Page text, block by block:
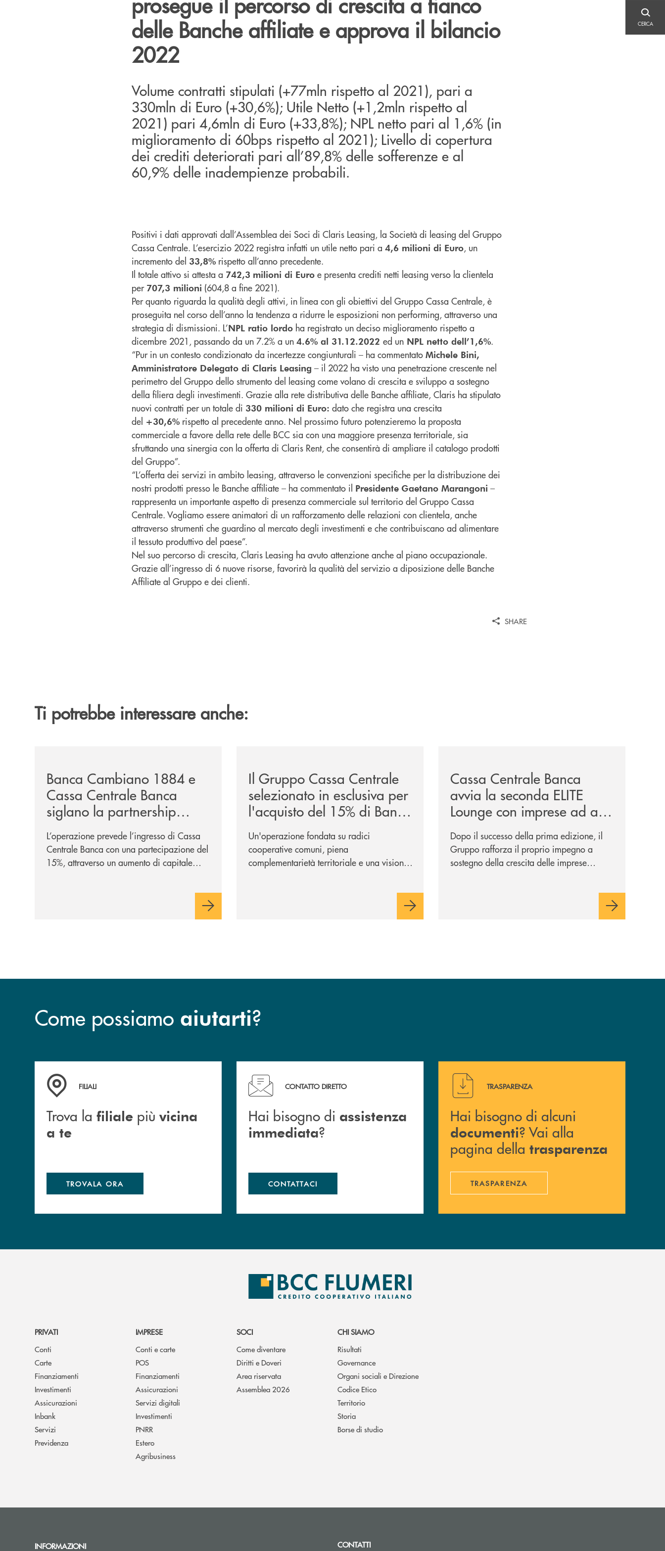
CERCA
delle Banche affiliate e approva il bilancio
2022
Volume contratti stipulati (+77mln rispetto al 2021), pari a
330mln di Euro (+30,6%); Utile Netto (+1,2mln rispetto al
2021) pari 4,6mln di Euro (+33,8%); NPL netto pari al 1,6% (in
miglioramento di 60bps rispetto al 2021); Livello di copertura
dei crediti deteriorati pari all’89,8% delle sofferenze e al
60,9% delle inadempienze probabili.
Positivi i dati approvati dall’Assemblea dei Soci di Claris Leasing, la Società di leasing del Gruppo
Cassa Centrale. L’esercizio 2022 registra infatti un utile netto pari a 4,6 milioni di Euro, un
incremento del 33,8% rispetto all’anno precedente.
Il totale attivo si attesta a 742,3 milioni di Euro e presenta crediti netti leasing verso la clientela
per 707,3 milioni (604,8 a fine 2021).
Per quanto riguarda la qualità degli attivi, in linea con gli obiettivi del Gruppo Cassa Centrale, è
proseguita nel corso dell’anno la tendenza a ridurre le esposizioni non performing, attraverso una
strategia di dismissioni. L’NPL ratio lordo ha registrato un deciso miglioramento rispetto a
dicembre 2021, passando da un 7.2% a un 4.6% al 31.12.2022 ed un NPL netto dell’1,6%.
“Pur in un contesto condizionato da incertezze congiunturali – ha commentato Michele Bini,
Amministratore Delegato di Claris Leasing – il 2022 ha visto una penetrazione crescente nel
perimetro del Gruppo dello strumento del leasing come volano di crescita e sviluppo a sostegno
della filiera degli investimenti. Grazie alla rete distributiva delle Banche affiliate, Claris ha stipulato
nuovi contratti per un totale di 330 milioni di Euro: dato che registra una crescita
del +30,6% rispetto al precedente anno. Nel prossimo futuro potenzieremo la proposta
commerciale a favore della rete delle BCC sia con una maggiore presenza territoriale, sia
sfruttando una sinergia con la offerta di Claris Rent, che consentirà di ampliare il catalogo prodotti
del Gruppo”.
“L’offerta dei servizi in ambito leasing, attraverso le convenzioni specifiche per la distribuzione dei
nostri prodotti presso le Banche affiliate – ha commentato il Presidente Gaetano Marangoni –
rappresenta un importante aspetto di presenza commerciale sul territorio del Gruppo Cassa
Centrale. Vogliamo essere animatori di un rafforzamento delle relazioni con clientela, anche
attraverso strumenti che guardino al mercato degli investimenti e che contribuiscano ad alimentare
il tessuto produttivo del paese”.
Nel suo percorso di crescita, Claris Leasing ha avuto attenzione anche al piano occupazionale.
Grazie all’ingresso di 6 nuove risorse, favorirà la qualità del servizio a diposizione delle Banche
Affiliate al Gruppo e dei clienti.
SHARE
Ti potrebbe interessare anche:
Banca Cambiano 1884 e
Cassa Centrale Banca
siglano la partnership
strategica
L’operazione prevede l’ingresso di Cassa
Centrale Banca con una partecipazione del
15%, attraverso un aumento di capitale
sulla condivisione di valori comuni e sulla
prossimità ai territori, per ampliare l’offerta
Il Gruppo Cassa Centrale
selezionato in esclusiva per
l'acquisto del 15% di Banca
Cambiano 1884
Un'operazione fondata su radici
cooperative comuni, piena
complementarietà territoriale e una visione
Cassa Centrale Banca
avvia la seconda ELITE
Lounge con imprese ad alto
potenziale
Dopo il successo della prima edizione, il
Gruppo rafforza il proprio impegno a
sostegno della crescita delle imprese
Come possiamo aiutarti?
Trova la filiale più vicina a te
FILIALI
Trova la filiale più vicina
a te
TROVALA ORA
Hai bisogno di assistenza immediata ?
CONTATTO DIRETTO
Hai bisogno di assistenza
immediata?
CONTATTACI
Hai bisogno di alcuni documenti ? Vai alla pagina della
TRASPARENZA
Hai bisogno di alcuni
documenti? Vai alla
pagina della trasparenza
TRASPARENZA
PRIVATI
Conti
Carte
Finanziamenti
Investimenti
Assicurazioni
Inbank
Servizi
Previdenza
IMPRESE
Conti e carte
POS
Finanziamenti
Assicurazioni
Servizi digitali
Investimenti
PNRR
Estero
Agribusiness
SOCI
Come diventare
Diritti e Doveri
Area riservata
Assemblea 2026
CHI SIAMO
Risultati
Governance
Organi sociali e Direzione
Codice Etico
Territorio
Storia
Borse di studio
INFORMAZIONI CONTATTI